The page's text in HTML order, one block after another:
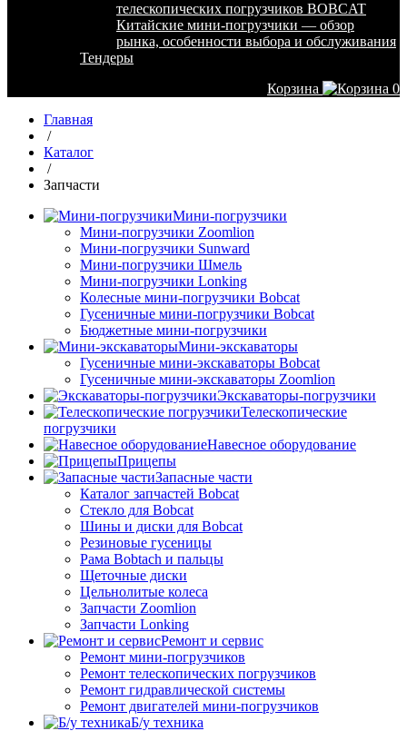
телескопических погрузчиков BOBCAT
Китайские мини-погрузчики — обзор
рынка, особенности выбора и обслуживания
Тендеры
Корзина
0
Главная
/
Каталог
/
Запчасти
Мини-погрузчики
Мини-погрузчики Zoomlion
Мини-погрузчики Sunward
Мини-погрузчики Шмель
Мини-погрузчики Lonking
Колесные мини-погрузчики Bobcat
Гусеничные мини-погрузчики Bobcat
Бюджетные мини-погрузчики
Мини-экскаваторы
Гусеничные мини-экскаваторы Bobcat
Гусеничные мини-экскаваторы Zoomlion
Экскаваторы-погрузчики
Телескопические
погрузчики
Навесное оборудование
Прицепы
Запасные части
Каталог запчастей Bobcat
Стекло для Bobcat
Шины и диски для Bobcat
Резиновые гусеницы
Рама Bobtach и пальцы
Щеточные диски
Цельнолитые колеса
Запчасти Zoomlion
Запчасти Lonking
Ремонт и сервис
Ремонт мини-погрузчиков
Ремонт телескопических погрузчиков
Ремонт гидравлической системы
Ремонт двигателей мини-погрузчиков
Б/у техника